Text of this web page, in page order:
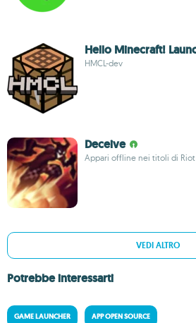
Hello Minecraft!
HMCL-dev
Deceive
Appari offline nei titoli di Riot
VEDI ALTRO
Potrebbe interessarti
GAME LAUNCHER APP OPEN SOURCE